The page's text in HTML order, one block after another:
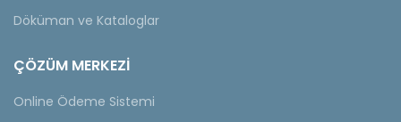
Döküman ve Kataloglar
ÇÖZÜM MERKEZİ
Online Ödeme Sistemi